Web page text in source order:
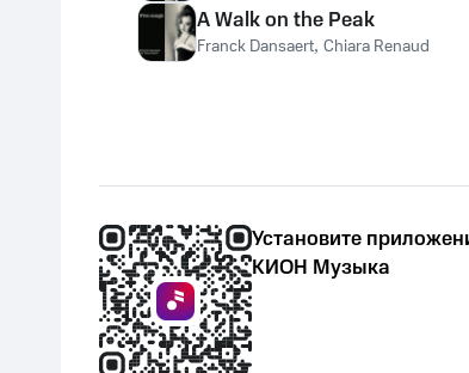
A Walk on the Peak
Franck Dansaert, Chiara Renaud
Установите
КИОН Музыка